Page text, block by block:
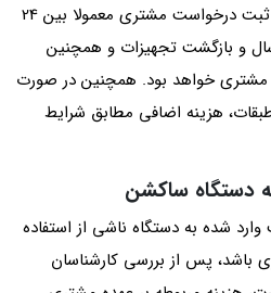
زمان ارسال دستگاه از هنگام ثبت درخواست مشتری معمولا بین 24
و بازگشت تجهیزات و همچنین
مشتری خواهد بود. همچنین در صورت
هزینه اضافی مطابق شرایط
دستگاه ساکشن
شده به دستگاه ناشی از استفاده
باشد، پس از بررسی کارشناسان